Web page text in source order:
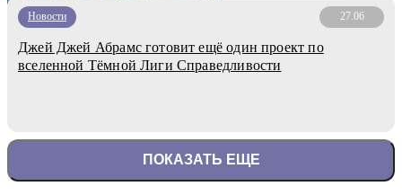
Новости 27.06
Джей Джей Абрамс готовит ещё один проект по
вселенной Тёмной Лиги Справедливости
ПОКАЗАТЬ ЕЩЕ